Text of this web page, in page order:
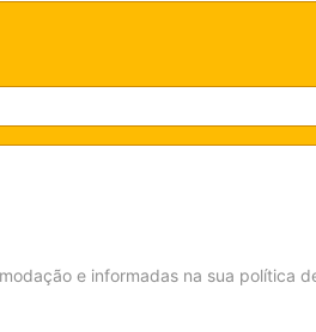
e informadas na sua política